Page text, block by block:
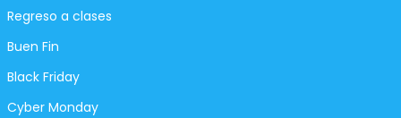
Regreso a clases
Buen Fin
Black Friday
Cyber Monday